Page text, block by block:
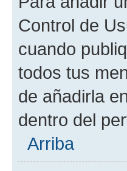
Control de
cuando
todos tus
de añadirla
dentro del
Arriba